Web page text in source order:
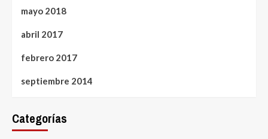
mayo 2018
abril 2017
febrero 2017
septiembre 2014
Categorías